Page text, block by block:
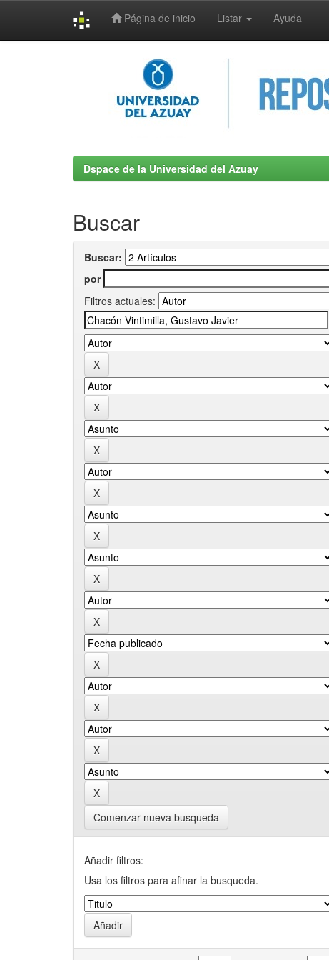
Página de inicio Listar Ayuda
Dspace de la Universidad del Azuay
Buscar
Buscar:
por
Filtros actuales:
Comenzar nueva busqueda
Añadir filtros:
Usa los filtros para afinar la busqueda.